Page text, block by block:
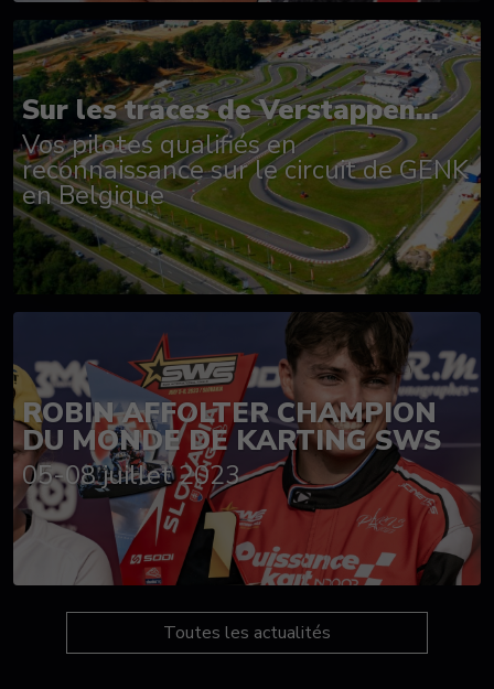
Sur les traces de Verstappen...
Vos pilotes qualifiés en
reconnaissance sur le circuit de GENK
en Belgique
ROBIN AFFOLTER CHAMPION
DU MONDE DE KARTING SWS
05-08 juillet 2023
Toutes les actualités